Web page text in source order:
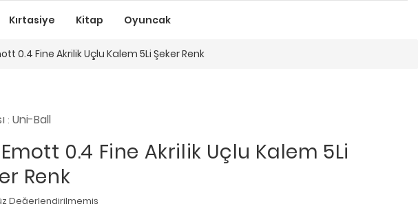
Kırtasiye Kitap Oyuncak
0.4 Fine Akrilik Uçlu Kalem 5Li Şeker Renk
: Uni-Ball
0.4 Fine Akrilik Uçlu Kalem 5Li
Renk
Değerlendirilmemiş